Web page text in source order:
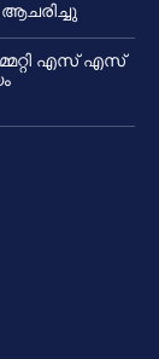
ആചരിച്ചു
എസ് എസ്